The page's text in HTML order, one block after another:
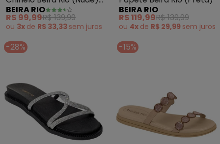
em Sintético
BEIRA RIO
R$ 99,99R$ 139,99
ou 3x de R$ 33,33 sem juros
BEIRA RIO
R$ 119,99R$ 139,99
ou 4x de R$ 29,99 sem juros
-28% -15%